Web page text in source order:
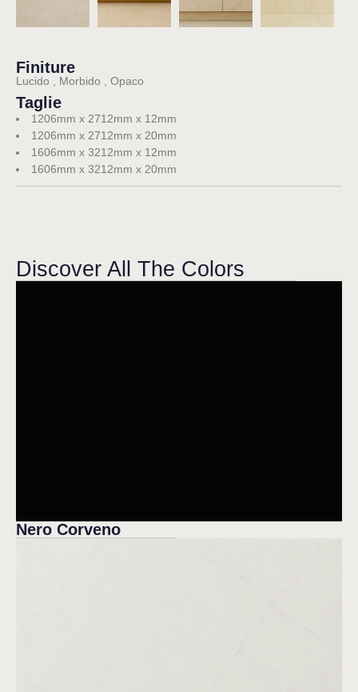
Finiture
Lucido , Morbido , Opaco
Taglie
1206mm x 2712mm x 12mm
1206mm x 2712mm x 20mm
1606mm x 3212mm x 12mm
1606mm x 3212mm x 20mm
Discover All The Colors
Nero Corveno